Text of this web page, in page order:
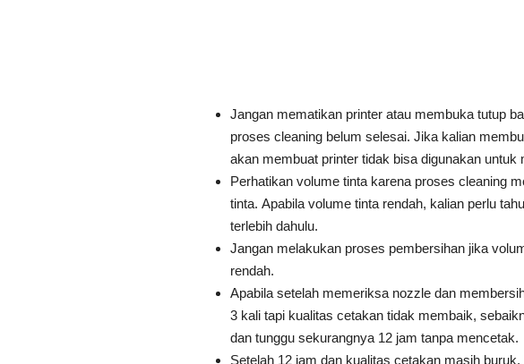
Jangan mematikan printer atau membuka tutup
proses cleaning belum selesai. Jika kalian
akan membuat printer tidak bisa digunakan untuk
Perhatikan volume tinta karena proses cleaning
tinta. Apabila volume tinta rendah, kalian perlu tahu
terlebih dahulu.
Jangan melakukan proses pembersihan jika
rendah.
Apabila setelah memeriksa nozzle dan
3 kali tapi kualitas cetakan tidak membaik,
dan tunggu sekurangnya 12 jam tanpa mencetak.
Setelah 12 jam dan kualitas cetakan masih